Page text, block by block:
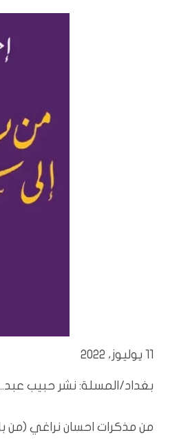
11 يوليوز، 2022
بغداد/المسلة: نشر حبيب عبد..
من مذكرات احسان نراغي (من